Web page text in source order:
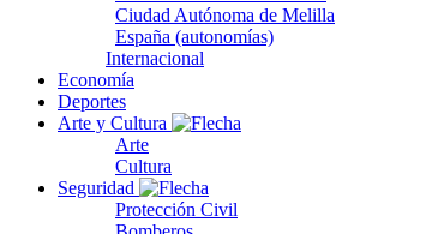
Ciudad Autónoma de Melilla
España (autonomías)
Internacional
Economía
Deportes
Arte y Cultura
Arte
Cultura
Seguridad
Protección Civil